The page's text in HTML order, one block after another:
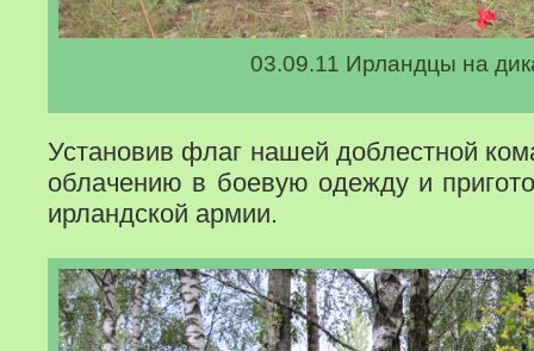
03.09.11 Ирландцы на
Установив флаг нашей доблестной
облачению в боевую одежду и
ирландской армии.